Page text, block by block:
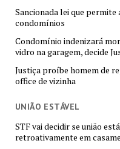
Sancionada lei que
condomínios
Condomínio indenizará
vidro na garagem, decide
Justiça proíbe homem de
office de vizinha
UNIÃO ESTÁVEL
STF vai decidir se união
retroativamente em